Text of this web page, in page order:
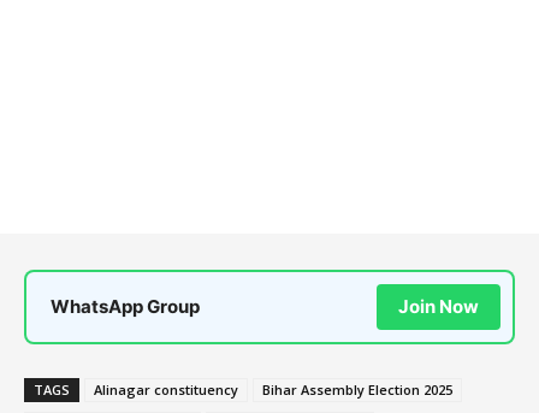
WhatsApp Group Join Now
TAGS Alinagar constituency
Bihar Assembly Election 2025